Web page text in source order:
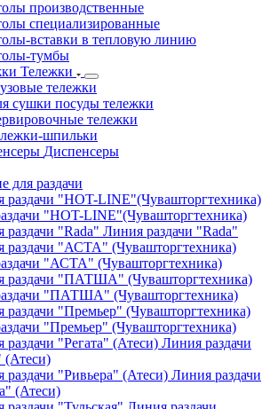
Подтоварники
Прилавки
мясных туш
Столы нейтральные
производственные
специализированные
тумбы
Тележки
тележки
сушки посуды тележки
тележки
шпильки
Диспенсеры
для раздачи
"HOT-LINE"(Чувашторгтехника)
"АСТА" (Чувашторгтехника)